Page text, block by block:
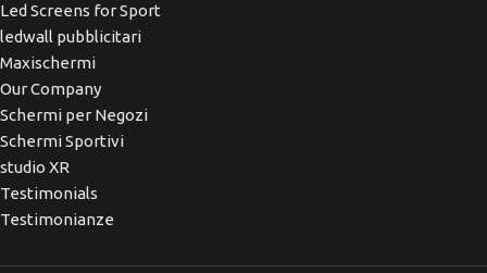
Led Screens for Sport
ledwall pubblicitari
Maxischermi
Our Company
Schermi per Negozi
Schermi Sportivi
studio XR
Testimonials
Testimonianze